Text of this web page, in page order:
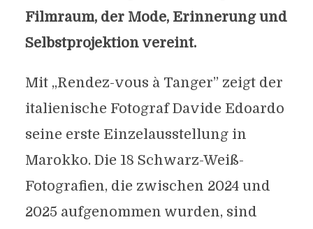
Filmraum, der Mode, Erinnerung und
Selbstprojektion vereint.
Mit „Rendez-vous à Tanger” zeigt der
italienische Fotograf Davide Edoardo
seine erste Einzelausstellung in
Marokko. Die 18 Schwarz-Weiß-
Fotografien, die zwischen 2024 und
2025 aufgenommen wurden, sind